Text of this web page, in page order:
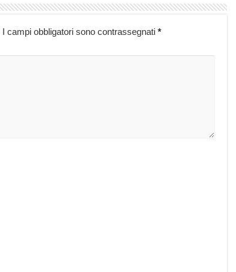
I campi obbligatori sono contrassegnati *